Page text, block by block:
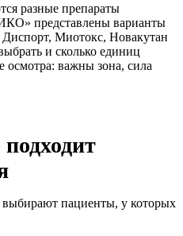
разные препараты
представлены варианты
Миотокс, Новакутан
и сколько единиц
осмотра: важны зона, сила
выбирают пациенты, у которых